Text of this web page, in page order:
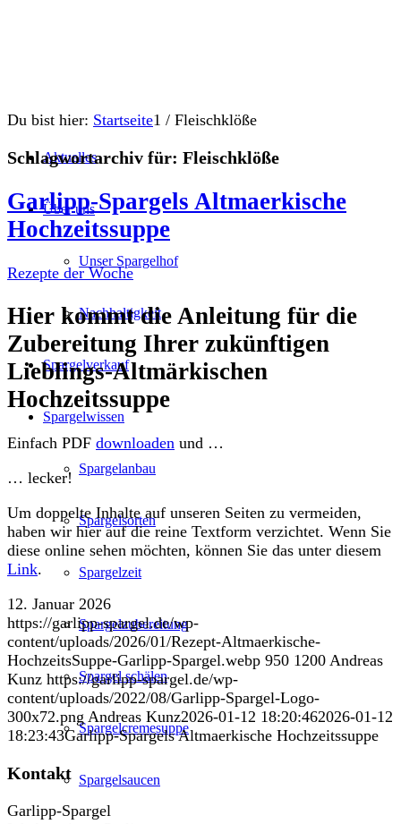
Aktuelles
Über uns
Unser Spargelhof
Nachhaltigkeit
Spargelverkauf
Spargelwissen
Spargelanbau
Spargelsorten
Spargelzeit
Spargelzubereitung
Spargel schälen
Spargelcremesuppe
Spargelsaucen
Du bist hier: Startseite1 / Fleischklöße
Schlagwortarchiv für: Fleischklöße
Garlipp-Spargels Altmaerkische
Hochzeitssuppe
Rezepte der Woche
Hier kommt die Anleitung für die
Zubereitung Ihrer zukünftigen
Lieblings-Altmärkischen
Hochzeitssuppe
Einfach PDF downloaden und …
… lecker!
Um doppelte Inhalte auf unseren Seiten zu vermeiden,
haben wir hier auf die reine Textform verzichtet. Wenn Sie
diese online sehen möchten, können Sie das unter diesem
Link.
12. Januar 2026
https://garlipp-spargel.de/wp-
content/uploads/2026/01/Rezept-Altmaerkische-
HochzeitsSuppe-Garlipp-Spargel.webp 950 1200 Andreas
Kunz https://garlipp-spargel.de/wp-
content/uploads/2022/08/Garlipp-Spargel-Logo-
300x72.png Andreas Kunz2026-01-12 18:20:462026-01-12
18:23:43Garlipp-Spargels Altmaerkische Hochzeitssuppe
Kontakt
Garlipp-Spargel